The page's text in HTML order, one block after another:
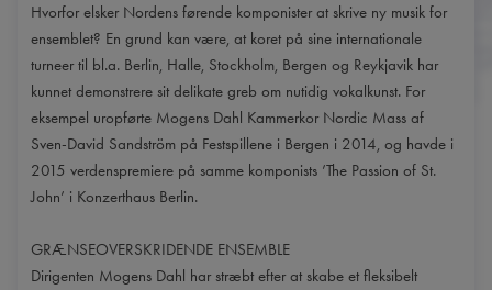
Hvorfor elsker Nordens førende komponister at skrive ny musik for
ensemblet? En grund kan være, at koret på sine internationale
turneer til bl.a. Berlin, Halle, Stockholm, Bergen og Reykjavik har
kunnet demonstrere sit delikate greb om nutidig vokalkunst. For
eksempel uropførte Mogens Dahl Kammerkor Nordic Mass af
Sven-David Sandström på Festspillene i Bergen i 2014, og havde i
2015 verdenspremiere på samme komponists ’The Passion of St.
John’ i Konzerthaus Berlin.
GRÆNSEOVERSKRIDENDE ENSEMBLE
Dirigenten Mogens Dahl har stræbt efter at skabe et fleksibelt